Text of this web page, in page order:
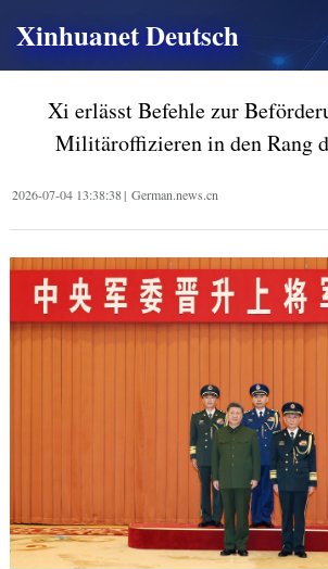
Xinhuanet Deutsch
Xi erlässt Befehle zur
Militäroffizieren in den Rang
2026-07-04 13:38:38| German.news.cn